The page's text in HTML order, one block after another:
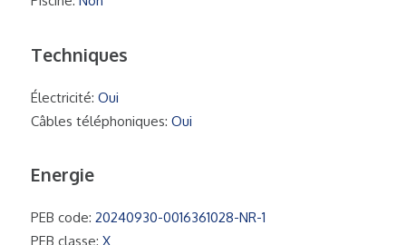
Techniques
Électricité: Oui
Câbles téléphoniques: Oui
Energie
PEB code: 20240930-0016361028-NR-1
PEB classe: X